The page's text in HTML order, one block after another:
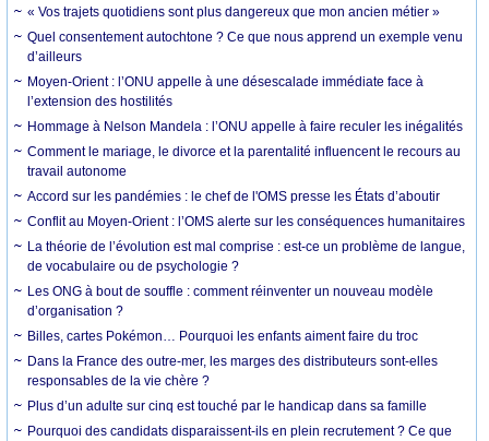
« Vos trajets quotidiens sont plus dangereux que mon ancien métier »
Quel consentement autochtone ? Ce que nous apprend un exemple venu
d’ailleurs
Moyen-Orient : l’ONU appelle à une désescalade immédiate face à
l’extension des hostilités
Hommage à Nelson Mandela : l’ONU appelle à faire reculer les inégalités
Comment le mariage, le divorce et la parentalité influencent le recours au
travail autonome
Accord sur les pandémies : le chef de l'OMS presse les États d’aboutir
Conflit au Moyen-Orient : l’OMS alerte sur les conséquences humanitaires
La théorie de l’évolution est mal comprise : est-ce un problème de langue,
de vocabulaire ou de psychologie ?
Les ONG à bout de souffle : comment réinventer un nouveau modèle
d’organisation ?
Billes, cartes Pokémon… Pourquoi les enfants aiment faire du troc
Dans la France des outre-mer, les marges des distributeurs sont-elles
responsables de la vie chère ?
Plus d’un adulte sur cinq est touché par le handicap dans sa famille
Pourquoi des candidats disparaissent-ils en plein recrutement ? Ce que